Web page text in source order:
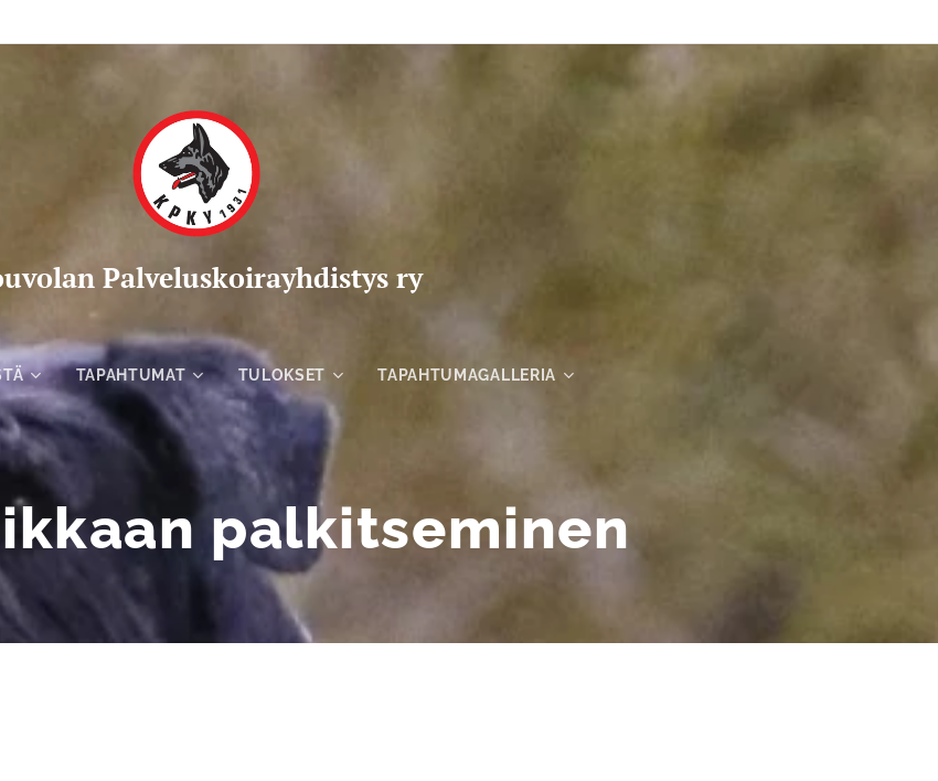
volan Palveluskoirayhdistys ry
TAPAHTUMAT TULOKSET TAPAHTUMAGALLERIA
palkitseminen